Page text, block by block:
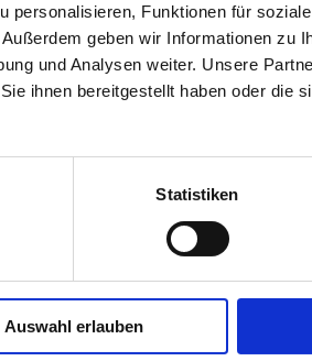
personalisieren, Funktionen für
geben wir Informationen zu
und Analysen weiter. Unsere
ihnen bereitgestellt haben oder die
Statistiken
Auswahl erlauben
Interessenskonflikte sind zu
Interesse an einem Patent, einem
das seine Unparteilichkeit bei der
könnte, ist er verhalten, den
Als Vergütung beruflicher Leistungen
gezahlten Honorare
Zuwendungen, die ihnen von Dritten
oder Unabhängigkeit
Vorkehrungen zu treffen, dass
angenommen werden, wenn solche
Unabhängigkeit des Mitarbeiters
Beratende Ingenieure sind zur
Berufsausübung von ihren
Verschwiegenheitspflicht entfällt,
Gewerbetreibenden ausdrücklich
weiters insoweit nicht zur
Verschwiegenheitspflicht der
Honorarforderungen,
verwaltungsrechtlicher Nachteile